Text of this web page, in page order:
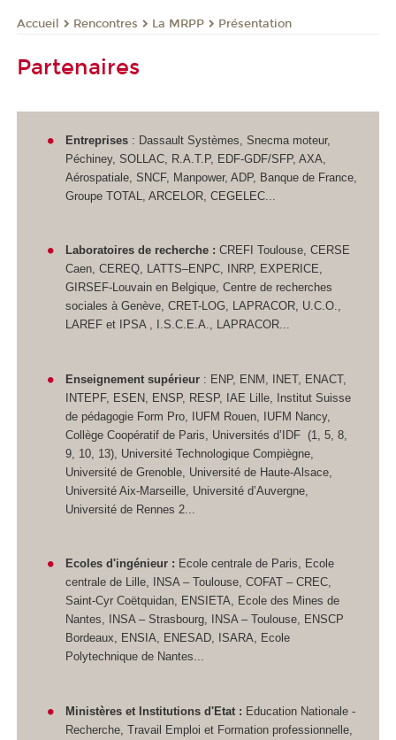
Accueil Rencontres La MRPP Présentation
Partenaires
Entreprises : Dassault Systèmes, Snecma moteur,
Péchiney, SOLLAC, R.A.T.P, EDF-GDF/SFP, AXA,
Aérospatiale, SNCF, Manpower, ADP, Banque de France,
Groupe TOTAL, ARCELOR, CEGELEC...
Laboratoires de recherche : CREFI Toulouse, CERSE
Caen, CEREQ, LATTS–ENPC, INRP, EXPERICE,
GIRSEF-Louvain en Belgique, Centre de recherches
sociales à Genève, CRET-LOG, LAPRACOR, U.C.O.,
LAREF et IPSA , I.S.C.E.A., LAPRACOR...
Enseignement supérieur: ENP, ENM, INET, ENACT,
INTEPF, ESEN, ENSP, RESP, IAE Lille, Institut Suisse
de pédagogie Form Pro, IUFM Rouen, IUFM Nancy,
Collège Coopératif de Paris, Universités d’IDF (1, 5, 8,
9, 10, 13), Université Technologique Compiègne,
Université de Grenoble, Université de Haute-Alsace,
Université Aix-Marseille, Université d’Auvergne,
Université de Rennes 2...
Ecoles d'ingénieur : Ecole centrale de Paris, Ecole
centrale de Lille, INSA – Toulouse, COFAT – CREC,
Saint-Cyr Coëtquidan, ENSIETA, Ecole des Mines de
Nantes, INSA – Strasbourg, INSA – Toulouse, ENSCP
Bordeaux, ENSIA, ENESAD, ISARA, Ecole
Polytechnique de Nantes...
Ministères et Institutions d'Etat : Education Nationale -
Recherche, Travail Emploi et Formation professionnelle,